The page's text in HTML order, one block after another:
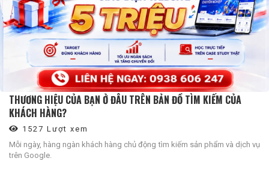
THƯƠNG HIỆU CỦA BẠN Ở ĐÂU TRÊN BẢN ĐỒ TÌM KIẾM CỦA
KHÁCH HÀNG?
1527 Lượt xem
Mỗi ngày, hàng ngàn khách hàng chủ động tìm kiếm sản phẩm và dịch vụ
trên Google.